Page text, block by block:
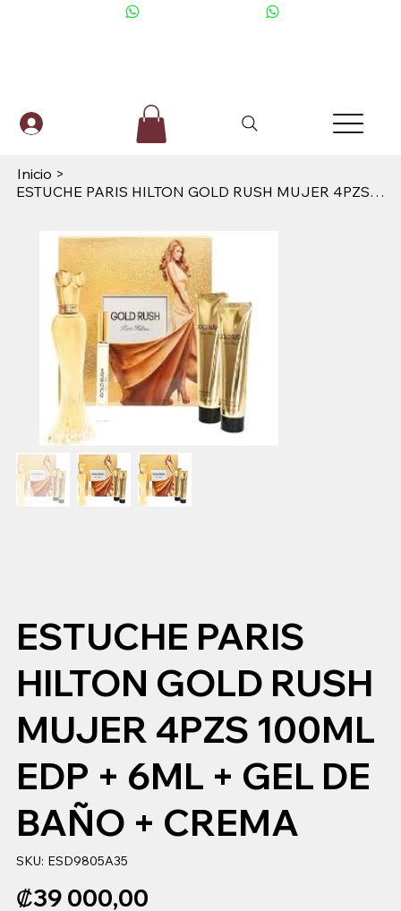
Inicio >
ESTUCHE PARIS HILTON GOLD RUSH MUJER 4PZS 100ML EDP + 6ML + GEL DE BAÑO + CREMA
ESTUCHE PARIS
HILTON GOLD RUSH
MUJER 4PZS 100ML
EDP + 6ML + GEL DE
BAÑO + CREMA
SKU: SKU
ESD9805A35
ESD9805A35
Precio
₡39 000,00